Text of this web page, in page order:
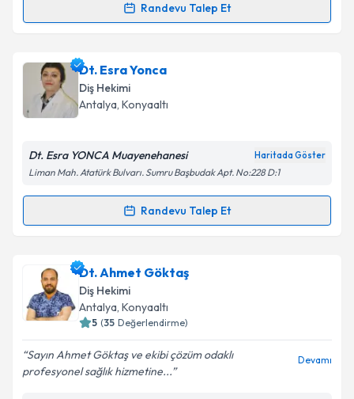
Randevu Talep Et
Randevu Takvimi Talebi
Dt. Anılcan Aygüniçin randevu takvimi talebi
oluşturun. Size bu uzmandan randevu almanız için bir
takvim hazırlandığında e-posta ile bilgilendireceğiz.
Kişisel verilerimin işlenmesine ilişkin
Metni'ni okudum ve kişisel verilerimin belirtilen
Takvim Talebini Gönder
Dt. Esra Yonca
Diş Hekimi
Antalya, Konyaaltı
Dt. Esra YONCA Muayenehanesi Haritada Göster
Liman Mah. Atatürk Bulvarı. Sumru Başbudak Apt. No:228 D:1
Randevu Talep Et
Randevu Takvimi Talebi
Dt. Esra Yoncaiçin randevu takvimi talebi oluşturun.
Size bu uzmandan randevu almanız için bir takvim
hazırlandığında e-posta ile bilgilendireceğiz.
Dt. Ahmet Göktaş
Diş Hekimi
Antalya, Konyaaltı
5 (35 Değerlendirme)
Sayın Ahmet Göktaş ve ekibi çözüm odaklı
profesyonel sağlık hizmetine...
Devamı